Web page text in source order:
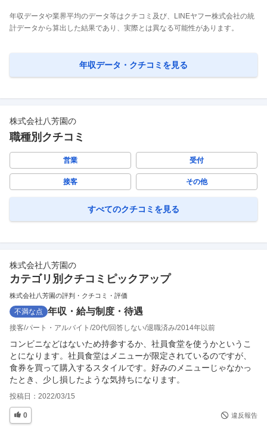
年収データや業界平均のデータ等はクチコミ及び、LINEヤフー株式会社の統
計データから算出した結果であり、実際とは異なる可能性があります。
年収データ・クチコミを見る
株式会社八芳園の
職種別クチコミ
営業 受付
接客 その他
すべてのクチコミを見る
株式会社八芳園の
カテゴリ別クチコミピックアップ
株式会社八芳園の評判・クチコミ・評価
不満な点 年収・給与制度・待遇
接客 パート・アルバイト 20代 回答しない 退職済み 2014年以前
コンビニなどはないため持参するか、社員食堂を使うかというこ
とになります。社員食堂はメニューが限定されているのですが、
食券を買って購入するスタイルです。好みのメニューじゃなかっ
たとき、少し損したような気持ちになります。
投稿日： 2022/03/15
0 違反報告